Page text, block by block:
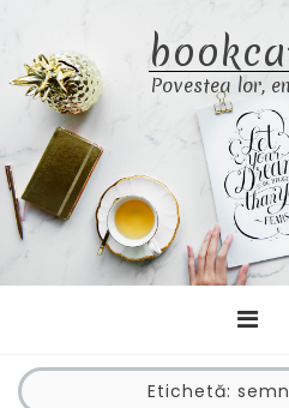
content
Povestea lor,
Etichetă: